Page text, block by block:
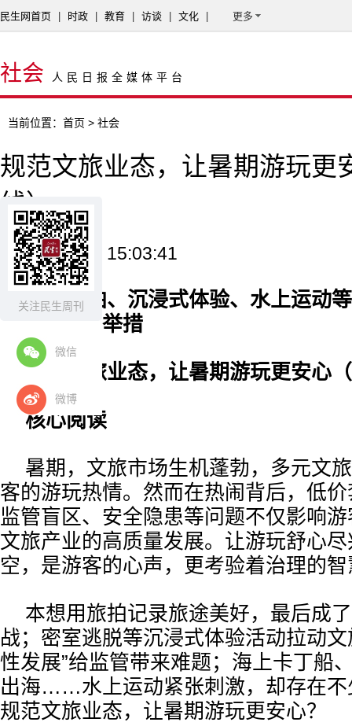
关注民生周刊
微信
微博
民生网首页 时政 教育 访谈 文化 更多
社会 人民日报全媒体平台
当前位置： 首页 > 社会
规范文旅业态，让暑期游玩更
线）
2025-08-19 15:03:41
针对旅拍、沉浸式体验、水上运动
些地方出台举措
规范文旅业态，让暑期游玩更安心
核心阅读
暑期，文旅市场生机蓬勃，多元文
客的游玩热情。然而在热闹背后，低
监管盲区、安全隐患等问题不仅影响
文旅产业的高质量发展。让游玩舒心
空，是游客的心声，更考验着治理的
本想用旅拍记录旅途美好，最后成
战；密室逃脱等沉浸式体验活动拉动
性发展”给监管带来难题；海上卡丁船
出海……水上运动紧张刺激，却存在不
规范文旅业态，让暑期游玩更安心？